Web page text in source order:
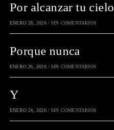
Por alcanzar tu cielo
ENERO 28, 2026 / SIN COMENTARIOS
Porque nunca
ENERO 26, 2026 / SIN COMENTARIOS
Y
ENERO 24, 2026 / SIN COMENTARIOS